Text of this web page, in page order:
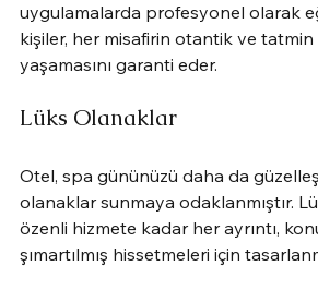
uygulamalarda profesyonel olarak
kişiler, her misafirin otantik ve
yaşamasını garanti eder.
Lüks Olanaklar
Otel, spa gününüzü daha da
olanaklar sunmaya odaklanmıştır.
özenli hizmete kadar her ayrıntı,
şımartılmış hissetmeleri için